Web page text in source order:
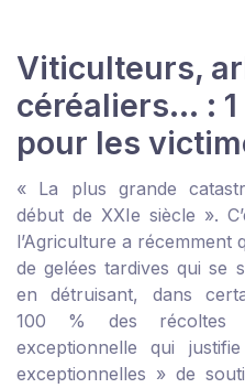
Viticulteurs,
céréaliers… : 1
pour les
« La plus grande
début de XXIe siècle ».
l’Agriculture a récemment
de gelées tardives qui se
en détruisant, dans
100 % des récoltes
exceptionnelle qui
exceptionnelles » de